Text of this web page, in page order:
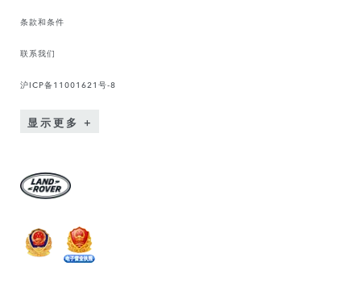
条款和条件
联系我们
沪ICP备11001621号-8
显示更多